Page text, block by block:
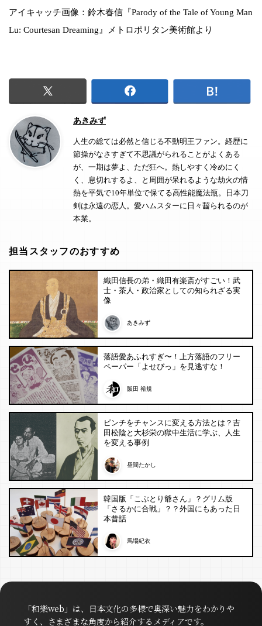
アイキャッチ画像：鈴木春信『Parody of the Tale of Young Man
Lu: Courtesan Dreaming』メトロポリタン美術館より
あきみず
人生の総ては必然と信じる不動明王ファン。経歴に
節操がなさすぎて不思議がられることがよくある
が、一期は夢よ、ただ狂へ。熱しやすく冷めにく
く、息切れするよ、と周囲が呆れるような劫火の情
熱を平気で10年単位で保てる高性能魔法瓶。日本刀
剣は永遠の恋人。愛ハムスターに日々齧られるのが
本業。
担当スタッフのおすすめ
織田信長の弟・織田有楽斎がすごい！武
士・茶人・政治家としての知られざる実
像
あきみず
落語愛あふれすぎ〜！上方落語のフリー
ペーパー「よせぴっ」を見逃すな！
阪田 裕規
ピンチをチャンスに変える方法とは？吉
田松陰と大杉栄の獄中生活に学ぶ、人生
を変える事例
昼間たかし
韓国版「こぶとり爺さん」？グリム版
「さるかに合戦」？？外国にもあった日
本昔話
馬場紀衣
「和樂web」は、日本文化の多様で奥深い魅力をわかりや
すく、さまざまな角度から紹介するメディアです。